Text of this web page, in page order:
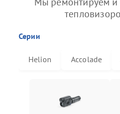
Серии
Helion Accolade